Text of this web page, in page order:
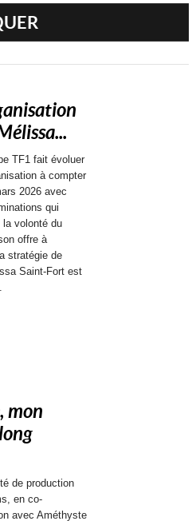
TF1 fait évoluer
à compter
2026 avec
qui
la volonté du
offre à
stratégie de
Saint-Fort est
mon
de production
en co-
avec Améthyste